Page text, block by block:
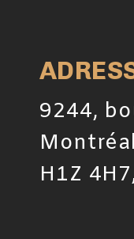
9244,
H1Z